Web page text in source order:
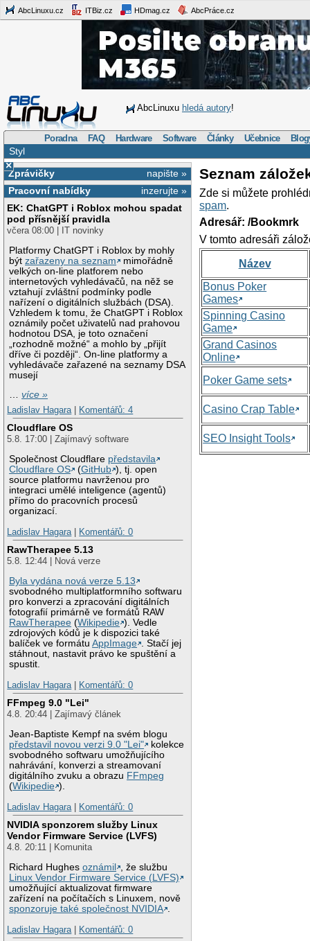
AbcLinuxu.cz ITBiz.cz HDmag.cz AbcPráce.cz
AbcLinuxu hledá autory!
Poradna FAQ Hardware Software Články Učebnice
Styl
×
napište »
Zprávičky
inzerujte »
Pracovní nabídky
EK: ChatGPT i Roblox mohou spadat
pod přísnější pravidla
včera 08:00 | IT novinky
Platformy ChatGPT i Roblox by mohly
býtzařazeny na seznam
mimořádně
velkých on-line platforem nebo
internetových vyhledávačů, na něž se
vztahují zvláštní podmínky podle
nařízení o digitálních službách (DSA).
Vzhledem k tomu, že ChatGPT i Roblox
oznámily počet uživatelů nad prahovou
hodnotou DSA, je toto označení
„rozhodně možné“ a mohlo by „přijít
dříve či později“. On-line platformy a
vyhledávače zařazené na seznamy DSA
musejí
…více »
Ladislav Hagara
Komentářů: 4
Cloudflare OS
5.8. 17:00 | Zajímavý software
Společnost Cloudflare představila
Cloudflare OS
(GitHub ), tj. open
source platformu navrženou pro
integraci umělé inteligence (agentů)
přímo do pracovních procesů
organizací.
Ladislav Hagara
Komentářů: 0
RawTherapee 5.13
5.8. 12:44 | Nová verze
Byla vydána nová verze 5.13
svobodného multiplatformního softwaru
pro konverzi a zpracování digitálních
fotografií primárně ve formátů RAW
RawTherapee (Wikipedie ). Vedle
zdrojových kódů je k dispozici také
balíček ve formátuAppImage . Stačí jej
stáhnout, nastavit právo ke spuštění a
spustit.
Ladislav Hagara
Komentářů: 0
FFmpeg 9.0 "Lei"
4.8. 20:44 | Zajímavý článek
Jean-Baptiste Kempf na svém blogu
představil novou verzi 9.0 "Lei"
kolekce
svobodného softwaru umožňujícího
nahrávání, konverzi a streamovaní
digitálního zvuku a obrazu FFmpeg
(Wikipedie ).
Ladislav Hagara
Komentářů: 0
NVIDIA sponzorem služby Linux
Vendor Firmware Service (LVFS)
4.8. 20:11 | Komunita
Richard Hughesoznámil
, že službu
Linux Vendor Firmware Service (LVFS)
umožňující aktualizovat firmware
zařízení na počítačích s Linuxem, nově
sponzoruje také společnost NVIDIA .
Ladislav Hagara | Komentářů: 0
Seznam
Zde si můžete
spam.
Adresář: /Bookmrk
V tomto adresáři
Název
Bonus Poker
Games
Spinning Casino
Game
Grand Casinos
Online
Poker Game sets
Casino Crap Table
SEO Insight Tools